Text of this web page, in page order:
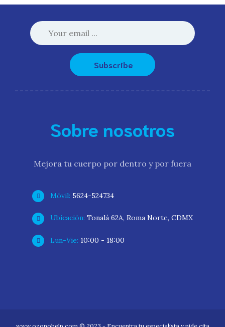
Subscribe
Sobre nosotros
Mejora tu cuerpo por dentro y por fuera
Móvil: 5624-524734
Ubicación: Tonalá 62A, Roma Norte, CDMX
Lun-Vie: 10:00 - 18:00